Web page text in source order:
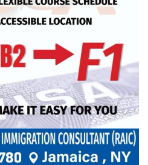
নির্বাচন চাই: না‌ছিম
থানায় ‘আত্মঘাতী’ হামলায়
৬, আহত ২৫
নেতিবাচক প্রভাব পড়তে শুরু
এফবিসিসিআই